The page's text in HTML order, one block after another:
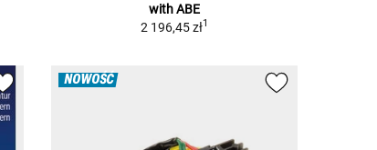
with ABE
2 196,45 zł1
NOWOŚĆ